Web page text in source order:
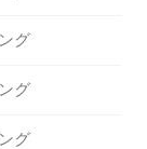
グ
グ
グ